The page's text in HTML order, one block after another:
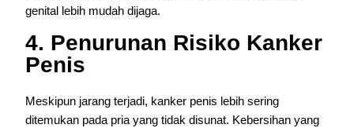
genital lebih mudah dijaga.
4. Penurunan Risiko Kanker
Penis
Meskipun jarang terjadi, kanker penis lebih sering
ditemukan pada pria yang tidak disunat. Kebersihan yang